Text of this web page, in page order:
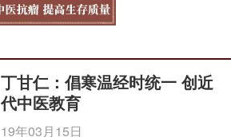
丁甘仁：倡寒温经时统一 创近
代中医教育
19年03月15日